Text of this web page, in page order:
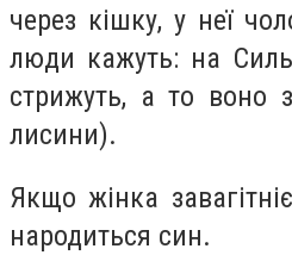
через кішку, у неї
люди кажуть: на
стрижуть, а то воно
лисини).
Якщо жінка
народиться син.